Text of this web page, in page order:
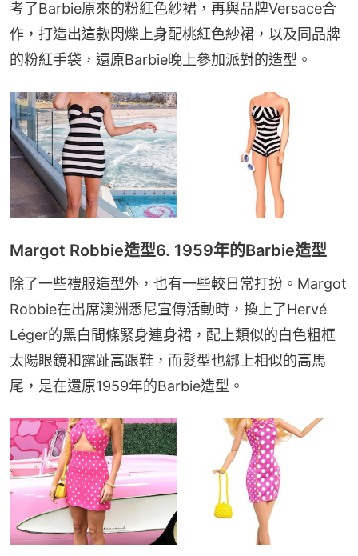
考了Barbie原來的粉紅色紗裙，再與品牌Versace合
作，打造出這款閃爍上身配桃紅色紗裙，以及同品牌
的粉紅手袋，還原Barbie晚上參加派對的造型。
Margot Robbie造型6. 1959年的Barbie造型
除了一些禮服造型外，也有一些較日常打扮。Margot
Robbie在出席澳洲悉尼宣傳活動時，換上了Hervé
Léger的黑白間條緊身連身裙，配上類似的白色粗框
太陽眼鏡和露趾高跟鞋，而髮型也綁上相似的高馬
尾，是在還原1959年的Barbie造型。